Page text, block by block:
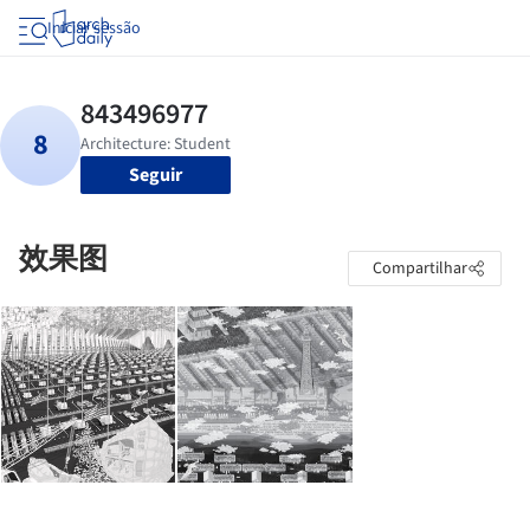
Iniciar sessão
Seguir
效果图 Compartilhar